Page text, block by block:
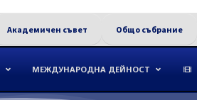
Общо събрание
Академичен съвет
МЕЖДУНАРОДНА ДЕЙНОСТ